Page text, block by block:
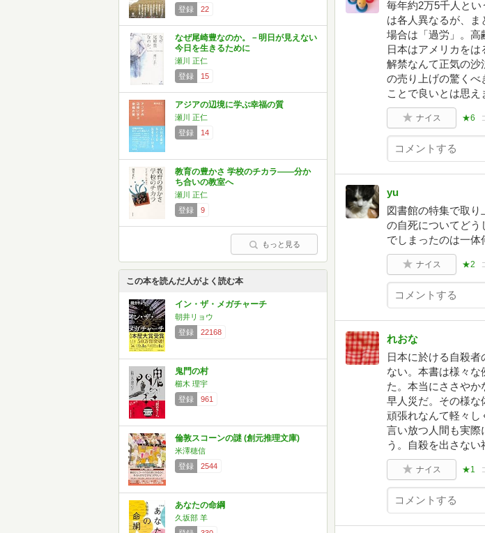
登録
22
なぜ尾崎豊なのか。－明日が見えない
今日を生きるために
瀬川 正仁
登録
15
アジアの辺境に学ぶ幸福の質
瀬川 正仁
登録
14
教育の豊かさ 学校のチカラ――分か
ち合いの教室へ
瀬川 正仁
登録
9
もっと見る
この本を読んだ人がよく読む本
イン・ザ・メガチャーチ
朝井リョウ
登録
22168
鬼門の村
櫛木 理宇
登録
961
倫敦スコーンの謎 (創元推理文庫)
米澤穂信
登録
2544
あなたの命綱
久坂部 羊
毎年約2万5千人と
は各人異なるが、
場合は「過労」。高
日本はアメリカを
解禁なんて正気の沙
の売り上げの驚くべ
ことで良いとは思え
ナイス ★6
yu
図書館の特集で取
の自死についてどう
でしまったのは一体
ナイス ★2
れおな
日本に於ける自殺
ない。本書は様々
た。本当にささや
早人災だ。その様な
頑張れなんて軽々し
言い放つ人間も実際
う。自殺を出さない
ナイス ★1